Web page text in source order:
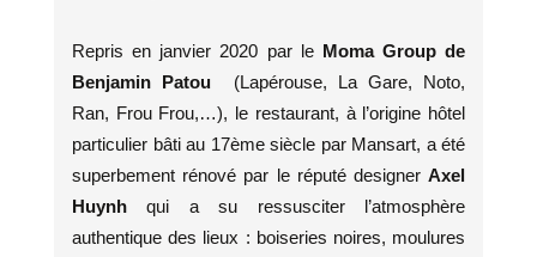
Repris en janvier 2020 par le Moma Group de
Benjamin Patou
(Lapérouse, La Gare, Noto,
Ran, Frou Frou,…), le restaurant, à l’origine hôtel
particulier bâti au 17ème siècle par Mansart, a été
superbement rénové par le réputé designer Axel
Huynhqui a su ressusciter l’atmosphère
authentique des lieux : boiseries noires, moulures